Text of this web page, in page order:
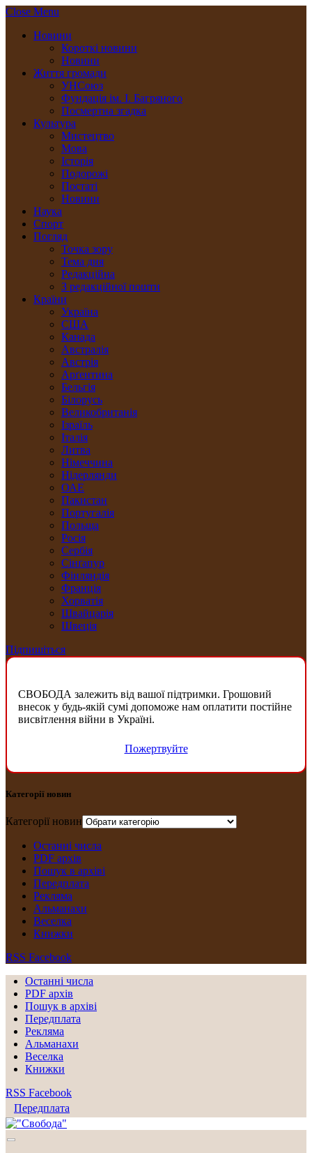
Close Menu
Новини
Короткі новини
Новини
Життя громади
УНСоюз
Фундація ім. І. Багряного
Посмертна згадка
Культура
Мистецтво
Мова
Історія
Подорожі
Постаті
Новини
Наука
Спорт
Погляд
Точка зору
Тема дня
Редакційна
З редакційної пошти
Країни
Україна
США
Канада
Австралія
Австрія
Арґентина
Бельгія
Білорусь
Великобританія
Ізраїль
Італія
Литва
Німеччина
Нідерлянди
ОАЕ
Пакистан
Португалія
Польща
Росія
Сербія
Сінґапур
Фінляндія
Франція
Хорватія
Швайцарія
Швеція
Підпишіться
СВОБОДА залежить від вашої підтримки. Грошовий
внесок у будь-якій сумі допоможе нам оплатити постійне
висвітлення війни в Україні.
Пожертвуйте
Категорії новин
Категорії новин
Останні числа
PDF архів
Пошук в архіві
Передплата
Рекляма
Альманахи
Веселка
Книжки
RSS Facebook
Останні числа
PDF архів
Пошук в архіві
Передплата
Рекляма
Альманахи
Веселка
Книжки
RSS Facebook
Передплата